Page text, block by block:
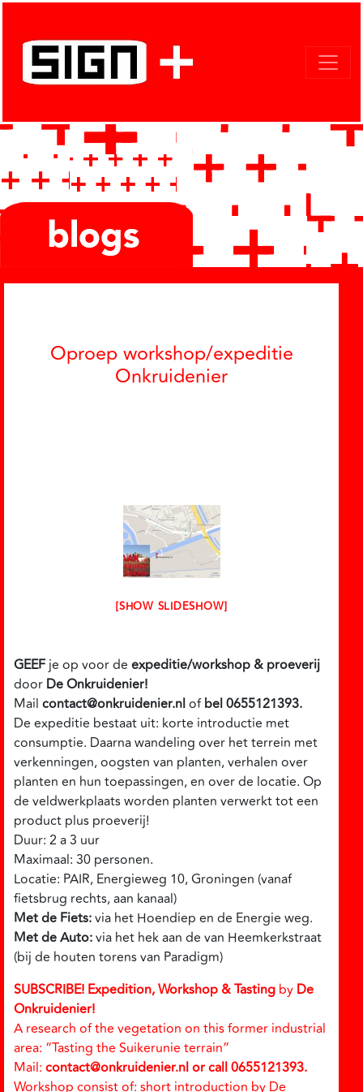
Oproep workshop/expeditie
Onkruidenier
[SHOW SLIDESHOW]
GEEF je op voor de expeditie/workshop & proeverij
door De Onkruidenier!
Mail contact@onkruidenier.nlofbel 0655121393.
De expeditie bestaat uit: korte introductie met
consumptie. Daarna wandeling over het terrein met
verkenningen, oogsten van planten, verhalen over
planten en hun toepassingen, en over de locatie. Op
de veldwerkplaats worden planten verwerkt tot een
product plus proeverij!
Duur: 2 a 3 uur
Maximaal: 30 personen.
Locatie: PAIR, Energieweg 10, Groningen (vanaf
fietsbrug rechts, aan kanaal)
Met de Fiets:via het Hoendiep en de Energie weg.
Met de Auto:via het hek aan de van Heemkerkstraat
(bij de houten torens van Paradigm)
SUBSCRIBE! Expedition, Workshop & Tasting by De
Onkruidenier!
A research of the vegetation on this former industrial
area: “Tasting the Suikerunie terrain”
Mail: contact@onkruidenier.nl or call 0655121393.
Workshop consist of: short introduction by De